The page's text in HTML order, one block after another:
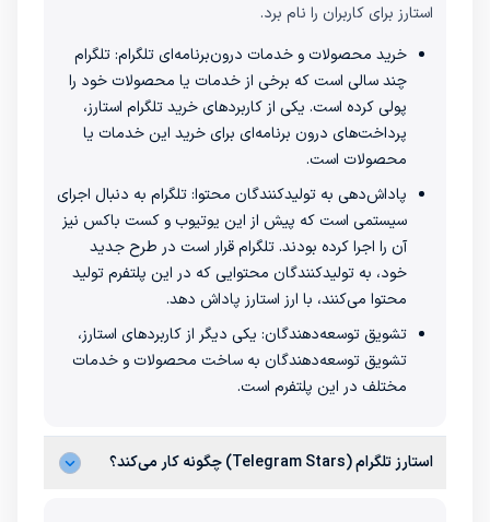
استارز برای کاربران را نام برد.
خرید محصولات و خدمات درون‌برنامه‌ای تلگرام: تلگرام
چند سالی است که برخی از خدمات یا محصولات خود را
پولی کرده است. یکی از کاربردهای خرید تلگرام استارز،
پرداخت‌های درون برنامه‌ای برای خرید این خدمات یا
محصولات است.
پاداش‌دهی به تولیدکنندگان محتوا: تلگرام به دنبال اجرای
سیستمی است که پیش از این یوتیوب و کست باکس نیز
آن را اجرا کرده بودند. تلگرام قرار است در طرح جدید
خود، به تولیدکنندگان محتوایی که در این پلتفرم تولید
محتوا می‌کنند، با ارز استارز پاداش دهد.
تشویق توسعه‌دهندگان: یکی دیگر از کاربردهای استارز،
تشویق توسعه‌دهندگان به ساخت محصولات و خدمات
مختلف در این پلتفرم است.
استارز تلگرام (Telegram Stars) چگونه کار می‌کند؟